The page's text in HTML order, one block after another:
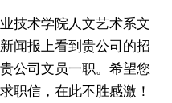
术学院人文艺术系文
闻报上看到贵公司的招
公司文员一职。希望您
职信，在此不胜感激！